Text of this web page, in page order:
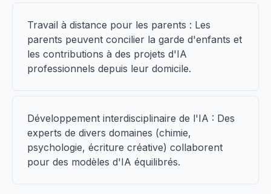
Travail à distance pour les parents : Les
parents peuvent concilier la garde d'enfants et
les contributions à des projets d'IA
professionnels depuis leur domicile.
Développement interdisciplinaire de l'IA : Des
experts de divers domaines (chimie,
psychologie, écriture créative) collaborent
pour des modèles d'IA équilibrés.